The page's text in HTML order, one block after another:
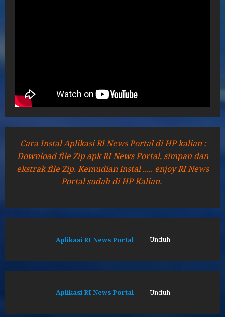
Cara Instal Aplikasi RI News Portal di HP kalian ;
Download file Zip apk RI News Portal, simpan dan
ekstrak file Zip. Kemudian instal ..... enjoy RI News
Portal sudah di HP Kalian.
Aplikasi RI News Portal Unduh
Aplikasi RI News Portal Unduh